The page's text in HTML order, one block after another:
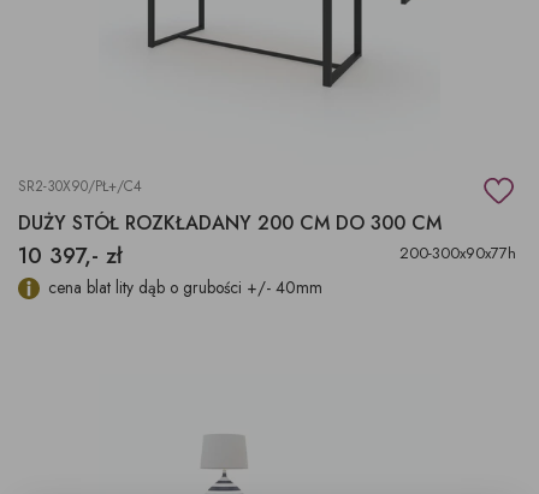
SR2-30X90/PŁ+/C4
DUŻY STÓŁ ROZKŁADANY 200 CM DO 300 CM
10 397,- zł 200-300x90x77h
cena blat lity dąb o grubości +/- 40mm